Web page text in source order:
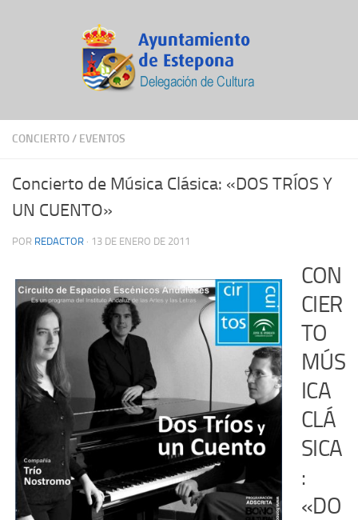
CONCIERTO/ EVENTOS
Concierto de Música Clásica: «DOS TRÍOS Y
UN CUENTO»
POR REDACTOR · 13 DE ENERO DE 2011
CON
CIER
TO
MÚS
ICA
CLÁ
SICA
:
«DO